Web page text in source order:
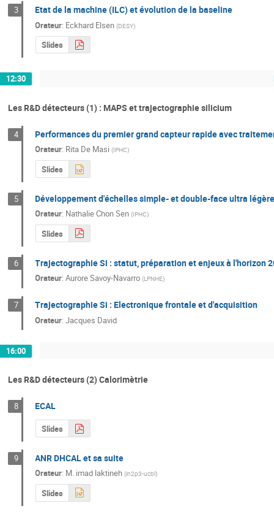
3 Etat de la machine (ILC) et évolution de la baseline
Orateur: Eckhard Elsen (DESY)
Slides
12:30
Les R&D détecteurs (1) : MAPS et trajectographie silicium
4 Performances du premier grand capteur rapide avec
Orateur: Rita De Masi (IPHC)
Slides
5 Développement d'échelles simple- et double-face ultra
Orateur: Nathalie Chon Sen (IPHC)
Slides
6 Trajectographie Si : statut, préparation et enjeux à l'horizon
Orateur:Aurore Savoy-Navarro (LPNHE)
7 Trajectographie Si : Electronique frontale et d'acquisition
Orateur:Jacques David
16:00
Les R&D détecteurs (2) Calorimètrie
8 ECAL
Slides
9 ANR DHCAL et sa suite
Orateur: M. imad laktineh (in2p3-ucbl)
Slides